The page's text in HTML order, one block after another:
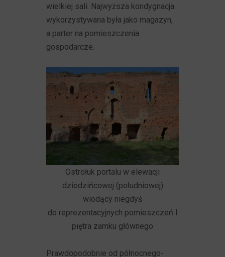
wielkiej sali. Najwyższa kondygnacja
wykorzystywana była jako magazyn,
a parter na pomieszczenia
gospodarcze.
Ostrołuk portalu w elewacji
dziedzińcowej (południowej)
wiodący niegdyś
do reprezentacyjnych pomieszczeń I
piętra zamku głównego
Prawdopodobnie od północnego-